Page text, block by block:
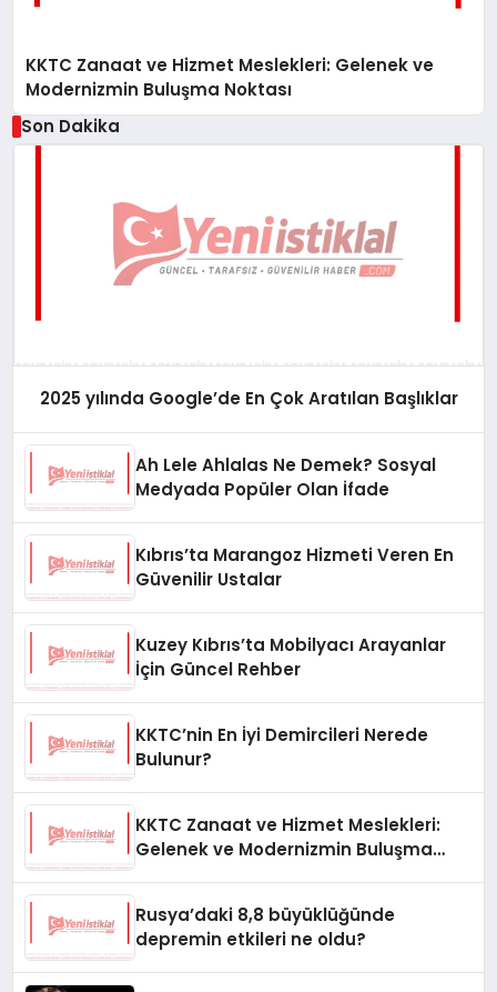
KKTC Zanaat ve Hizmet Meslekleri: Gelenek ve
Modernizmin Buluşma Noktası
Son Dakika
2025 yılında Google’de En Çok Aratılan Başlıklar
Ah Lele Ahlalas Ne Demek? Sosyal
Medyada Popüler Olan İfade
Kıbrıs’ta Marangoz Hizmeti Veren En
Güvenilir Ustalar
Kuzey Kıbrıs’ta Mobilyacı Arayanlar
İçin Güncel Rehber
KKTC’nin En İyi Demircileri Nerede
Bulunur?
KKTC Zanaat ve Hizmet Meslekleri:
Gelenek ve Modernizmin Buluşma
Rusya’daki 8,8 büyüklüğünde
depremin etkileri ne oldu?